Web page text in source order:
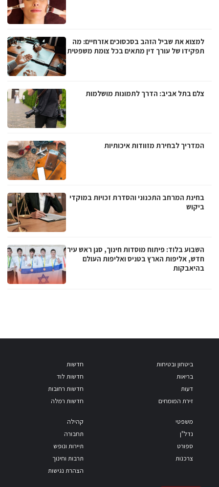
למצוא את שביל הזהב בסכסוכים אזרחיים: מה
תפקידו של עורך דין מתאים בכל צומת משפטית
צלם בתל אביב: הדרך לתמונות מושלמות
המדריך לבחירת מזוודות איכותיות
בחינת המרחב התכנוני והסדרת זכויות במוקדי
ביקוש
השבוע בלוד: פיתוח מוסדות חינוך, סגן ראש עיר
חדש, אליפות הארץ בטניס ואליפות העולם
בהיאבקות
ביטחון ובטיחות
בריאות
דעות
זירת המומחים
חדשות
חדשות לוד
חדשות רחובות
חדשות רמלה
משפטי
נדל"ן
ספורט
צרכנות
קהילה
תחבורה
תיירות ונופש
תרבות וחינוך
הצהרת נגישות